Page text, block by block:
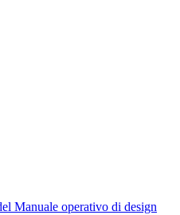
Manuale operativo di design